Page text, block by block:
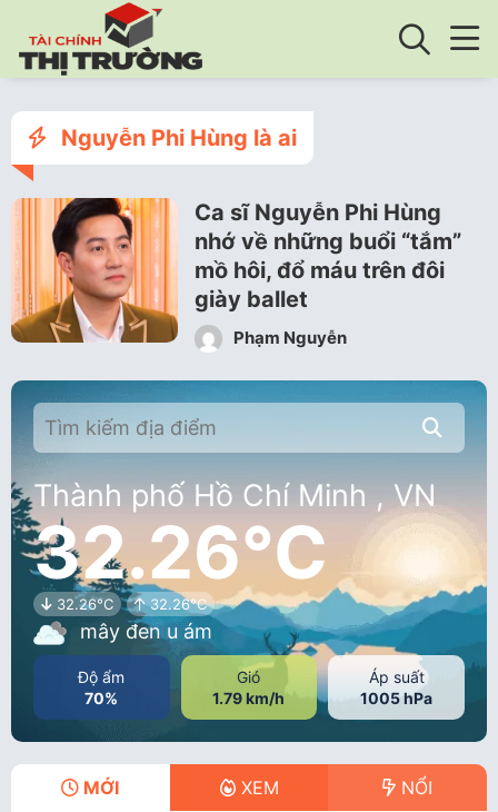
Nguyễn Phi Hùng là ai
Ca sĩ Nguyễn Phi Hùng
nhớ về những buổi “tắm”
mồ hôi, đổ máu trên đôi
giày ballet
Phạm Nguyễn
Thành phố Hồ Chí Minh , VN
32.26°C
32.26°C 32.26°C
mây đen u ám
Độ ẩm
70%
Gió
1.79 km/h
Áp suất
1005 hPa
MỚI XEM NỔI